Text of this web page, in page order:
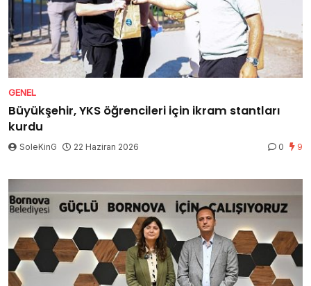
GENEL
Büyükşehir, YKS öğrencileri için ikram stantları
kurdu
SoleKinG 22 Haziran 2026 0 9